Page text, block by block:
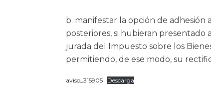
b. manifestar la opción de
posteriores, si hubieran presentado
jurada del Impuesto sobre los
permitiendo, de ese modo, su
aviso_315905 Descarga